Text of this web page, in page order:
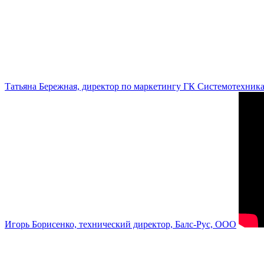
Татьяна Бережная, директор по маркетингу ГК Системотехника
Игорь Борисенко, технический директор, Балс-Рус, ООО